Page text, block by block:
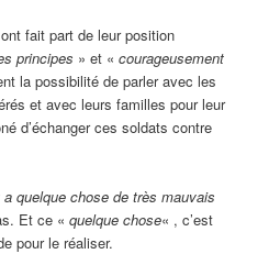
fait part de leur position
principes » et «courageusement
la possibilité de parler avec les
et avec leurs familles pour leur
d’échanger ces soldats contre
quelque chose de très mauvais
Et ce «quelque chose« , c’est
pour le réaliser.